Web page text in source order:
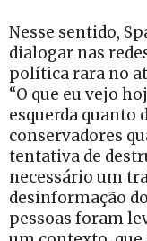
Nesse sentido,
dialogar nas
política rara no
“O que eu vejo
esquerda quanto
conservadores
tentativa de
necessário um
desinformação
pessoas foram